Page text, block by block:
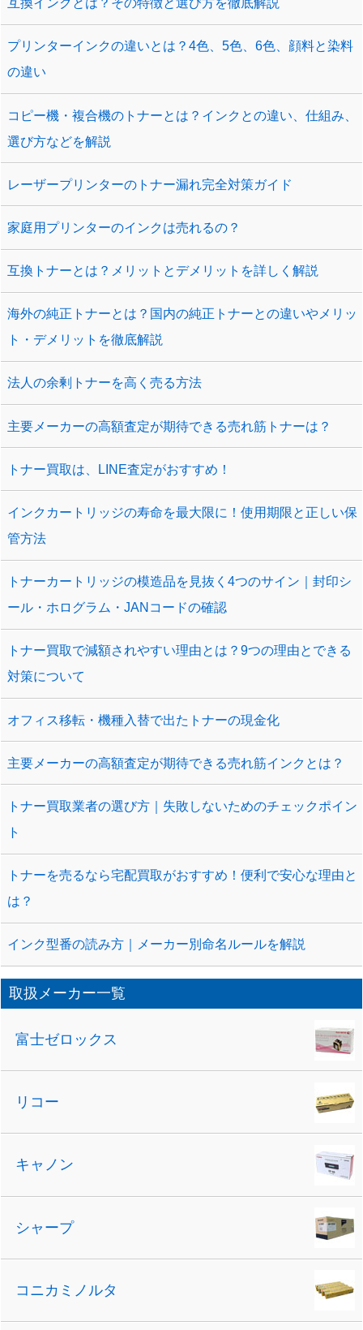
互換インクとは？その特徴と選び方を徹底解説
プリンターインクの違いとは？4色、5色、6色、顔料と染料
の違い
コピー機・複合機のトナーとは？インクとの違い、仕組み、
選び方などを解説
レーザープリンターのトナー漏れ完全対策ガイド
家庭用プリンターのインクは売れるの？
互換トナーとは？メリットとデメリットを詳しく解説
海外の純正トナーとは？国内の純正トナーとの違いやメリッ
ト・デメリットを徹底解説
法人の余剰トナーを高く売る方法
主要メーカーの高額査定が期待できる売れ筋トナーは？
トナー買取は、LINE査定がおすすめ！
インクカートリッジの寿命を最大限に！使用期限と正しい保
管方法
トナーカートリッジの模造品を見抜く4つのサイン｜封印シ
ール・ホログラム・JANコードの確認
トナー買取で減額されやすい理由とは？9つの理由とできる
対策について
オフィス移転・機種入替で出たトナーの現金化
主要メーカーの高額査定が期待できる売れ筋インクとは？
トナー買取業者の選び方｜失敗しないためのチェックポイン
ト
トナーを売るなら宅配買取がおすすめ！便利で安心な理由と
は？
インク型番の読み方｜メーカー別命名ルールを解説
取扱メーカー一覧
富士ゼロックス
リコー
キャノン
シャープ
コニカミノルタ